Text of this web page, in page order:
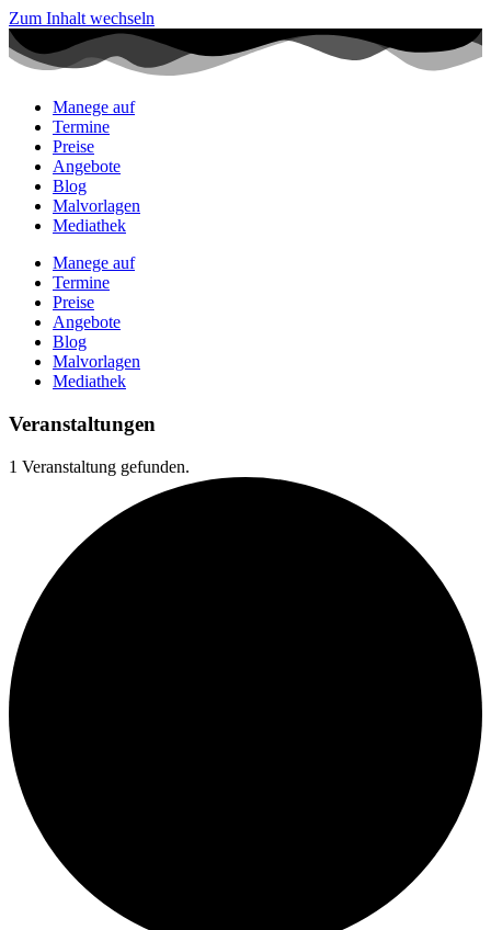
Zum Inhalt wechseln
Manege auf
Termine
Preise
Angebote
Blog
Malvorlagen
Mediathek
Manege auf
Termine
Preise
Angebote
Blog
Malvorlagen
Mediathek
Veranstaltungen
1 Veranstaltung gefunden.